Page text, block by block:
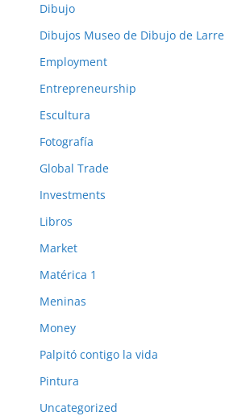
Dibujo
Dibujos Museo de Dibujo de Larre
Employment
Entrepreneurship
Escultura
Fotografía
Global Trade
Investments
Libros
Market
Matérica 1
Meninas
Money
Palpitó contigo la vida
Pintura
Uncategorized